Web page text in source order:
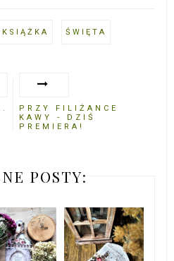
ŚWIĘTA
PRZY FILIŻANCE
KAWY - DZIŚ
PREMIERA!
POSTY: